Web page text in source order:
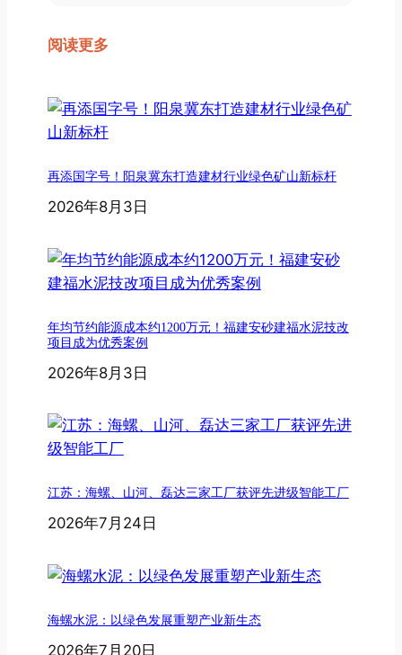
阅读更多
再添国字号！阳泉冀东打造建材行业绿色矿山新标杆
2026年8月3日
年均节约能源成本约1200万元！福建安砂建福水泥技改
项目成为优秀案例
2026年8月3日
江苏：海螺、山河、磊达三家工厂获评先进级智能工厂
2026年7月24日
海螺水泥：以绿色发展重塑产业新生态
2026年7月20日